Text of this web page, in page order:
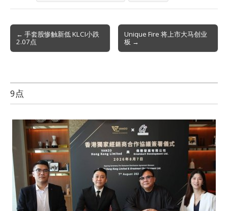
Post
navigation
← 手套股惨触新低 KLCI小跌
2.07点
Unique Fire 将上市大马创业
板 →
9点